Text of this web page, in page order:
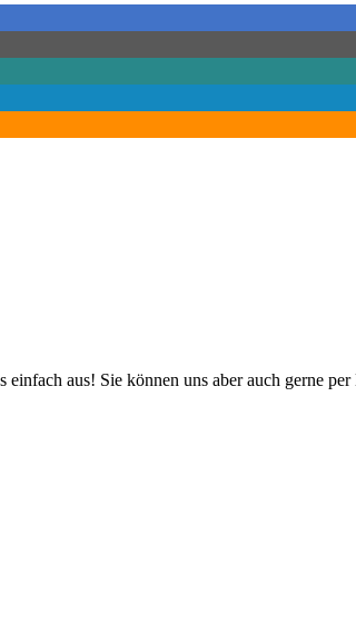
aus! Sie können uns aber auch gerne